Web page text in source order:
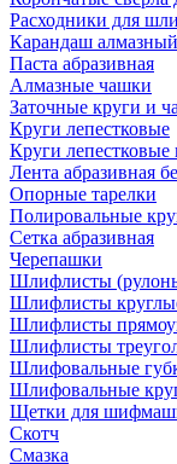
Расходники для
Карандаш алмазный
Паста абразивная
Алмазные чашки
Заточные круги и
Круги лепестковые
Круги лепестковые
Лента абразивная
Опорные тарелки
Полировальные
Сетка абразивная
Черепашки
Шлифлисты
Шлифлисты
Шлифлисты
Шлифлисты
Шлифовальные
Шлифовальные
Щетки для
Скотч
Смазка